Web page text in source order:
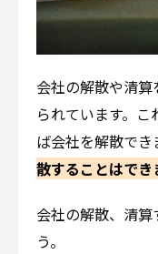
会社の解散や清
られています。
ば会社を解散でき
散することはでき
会社の解散、清
う。